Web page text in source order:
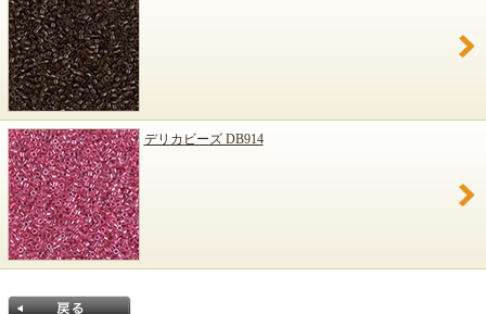
デリカビーズ DB914